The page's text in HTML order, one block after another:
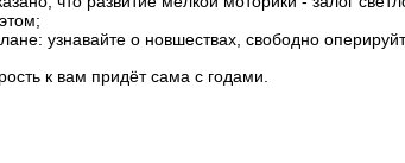
узнавайте о новшествах, свободно
к вам придёт сама с годами.